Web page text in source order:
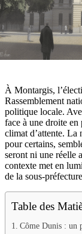
À Montargis,
Rassemblement
politique locale.
face à une droite en
climat d’attente. La
pour certains,
seront ni une réelle
contexte met en
de la sous-
Table des
Côme Dunis : un